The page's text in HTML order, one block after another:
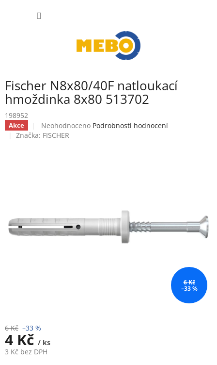
Fischer N8x80/40F natloukací
hmoždinka 8x80 513702
198952
Akce
Průměrné
hodnocení
Neohodnoceno Podrobnosti hodnocení
Značka: FISCHER
6 Kč
–33 %
6 Kč –33 %
4 Kč / ks
3 Kč bez DPH